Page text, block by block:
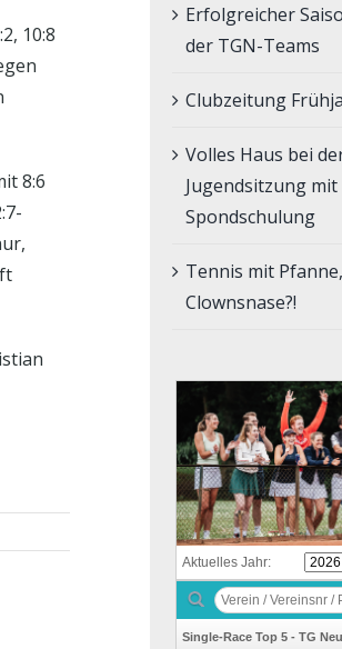
10:8
8:6
Erfolgreicher
der TGN-Teams
Clubzeitung
Volles Haus bei
Jugendsitzung mit
Spondschulung
Tennis mit
Clownsnase?!